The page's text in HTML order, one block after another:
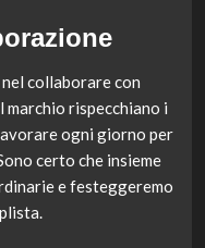
collaborare con
marchio rispecchiano i
ogni giorno per
certo che insieme
e festeggeremo